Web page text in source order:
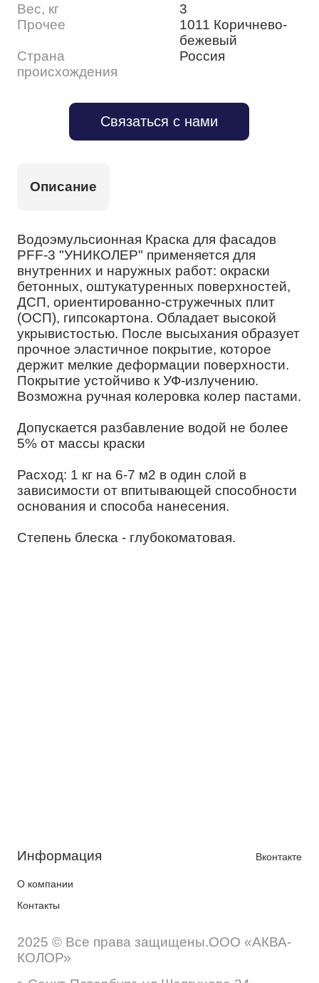
Вес, кг
3
Прочее
1011 Коричнево-
бежевый
Страна
происхождения
Россия
Связаться с нами
Описание
Водоэмульсионная Краска для фасадов
PFF-3 "УНИКОЛЕР" применяется для
внутренних и наружных работ: окраски
бетонных, оштукатуренных поверхностей,
ДСП, ориентированно-стружечных плит
(ОСП), гипсокартона. Обладает высокой
укрывистостью. После высыхания образует
прочное эластичное покрытие, которое
держит мелкие деформации поверхности.
Покрытие устойчиво к УФ-излучению.
Возможна ручная колеровка колер пастами.
Допускается разбавление водой не более
5% от массы краски
Расход: 1 кг на 6-7 м2 в один слой в
зависимости от впитывающей способности
основания и способа нанесения.
Степень блеска - глубокоматовая.
Информация
О компании
Контакты
Вконтакте
2025 © Все права защищены.ООО «АКВА-
КОЛОР»